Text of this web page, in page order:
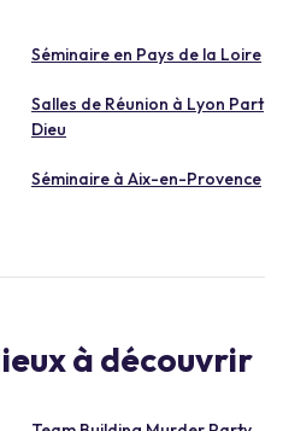
Séminaire en Pays de la Loire
Salles de Réunion à Lyon Part
Dieu
Séminaire à Aix-en-Provence
à découvrir